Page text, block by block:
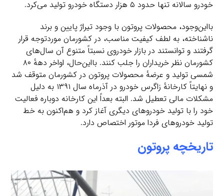
خودرو سالانه تنها حدود ۵ هزار دستگاه خودرو تولید می‌کرد.
بااین‌وجود، محصولات پروتون با وجود تیراژ پایین و برند
ناشناخته، به لطف کیفیت مناسب، در کشورمان موردتوجه قرار
گرفتند و توانستند در بازار خودروی نسبتاً متنوع آن سال‌های
کشورمان نظر خریداران را جلب کنند. بااین‌حال، اواخر دههٔ ۸۰
شمسی تولید و عرضهٔ محصولات پروتون در کشورمان متوقف شد
و نهایتاً کارخانهٔ زاگرس خودرو در آذرماه سال ۱۳۹۱ به دلیل
مشکلات مالی تعطیل شد. البته بعداً این کارخانه دوباره فعالیت
خود را با تولید خودروهای دیگری آغاز کرد و هم‌اکنون به خط
تولید خودروهای فردا موتور اختصاص دارد.
تاریخچه پروتون